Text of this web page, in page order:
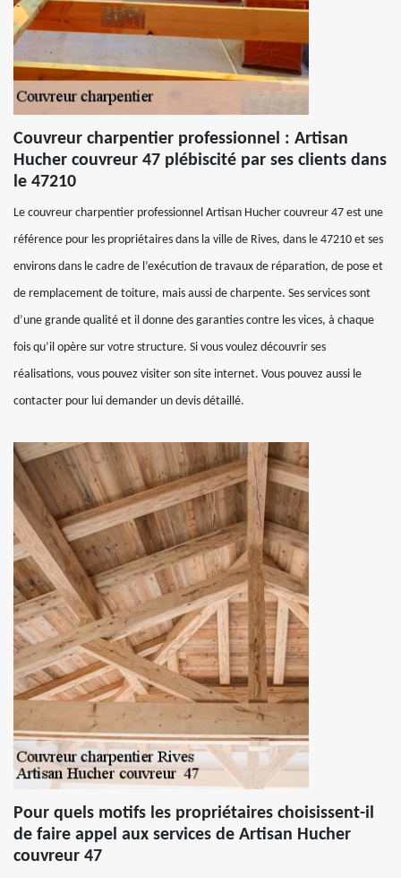
Couvreur charpentier professionnel : Artisan
Hucher couvreur 47 plébiscité par ses clients dans
le 47210
Le couvreur charpentier professionnel Artisan Hucher couvreur 47 est une
référence pour les propriétaires dans la ville de Rives, dans le 47210 et ses
environs dans le cadre de l’exécution de travaux de réparation, de pose et
de remplacement de toiture, mais aussi de charpente. Ses services sont
d’une grande qualité et il donne des garanties contre les vices, à chaque
fois qu’il opère sur votre structure. Si vous voulez découvrir ses
réalisations, vous pouvez visiter son site internet. Vous pouvez aussi le
contacter pour lui demander un devis détaillé.
Pour quels motifs les propriétaires choisissent-il
de faire appel aux services de Artisan Hucher
couvreur 47